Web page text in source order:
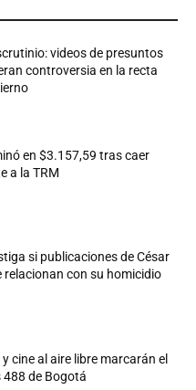
videos de presuntos
controversia en la recta
en $3.157,59 tras caer
a la TRM
si publicaciones de César
relacionan con su homicidio
cine al aire libre marcarán el
de Bogotá